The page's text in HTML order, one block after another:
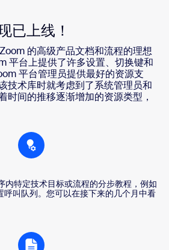
已上线！
的高级产品文档和流程的理想
平台上提供了许多设置、切换键和
平台管理员提供最好的资源支
技术库时就考虑到了系统管理员和
时间的推移逐渐增加的资源类型，
内特定技术目标或流程的分步教程，例如
呼叫队列。您可以在接下来的几个月中看